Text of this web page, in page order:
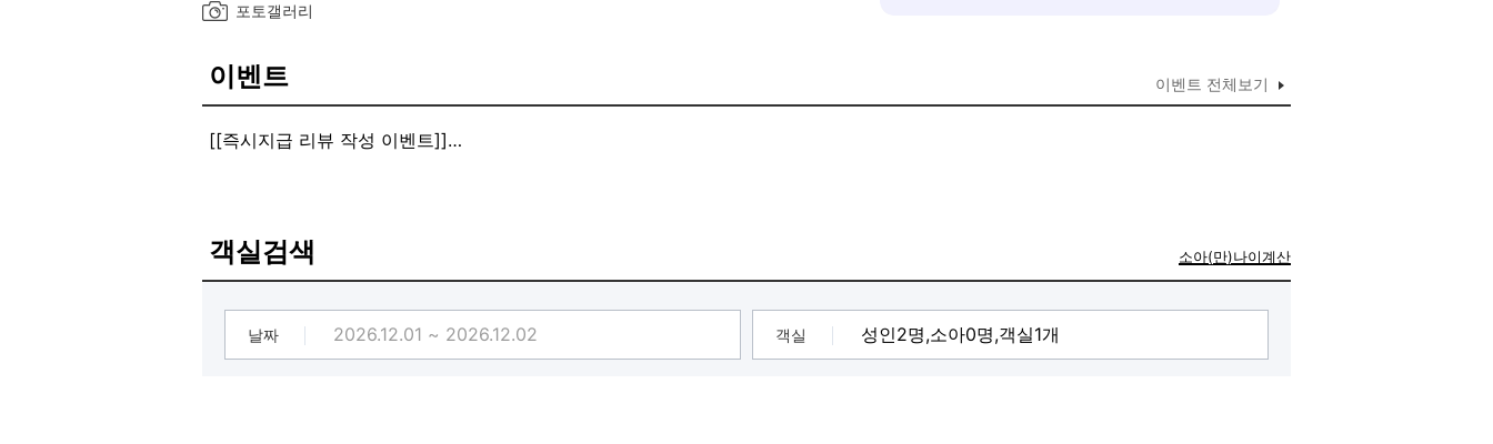
포토갤러리
이벤트 이벤트 전체보기
[[즉시지급 리뷰 작성 이벤트]]
즉시 사은품이 증정됩니다.
[절차]
- STEP1 체크인 및 리뷰작성
- STEP2 체크아웃 때 프론트에 리뷰 작성을
이야기 주시고 사은품 수령
객실검색 소아(만)나이계산
날짜 객실